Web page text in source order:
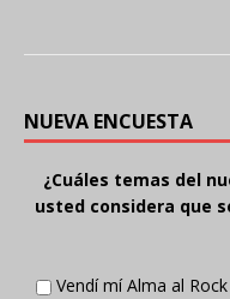
NUEVA ENCUESTA
¿Cuáles temas del
usted considera que
Vendí mí Alma al